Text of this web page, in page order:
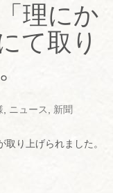
n
理にか
て取り
ニュース
新聞
り上げられました。